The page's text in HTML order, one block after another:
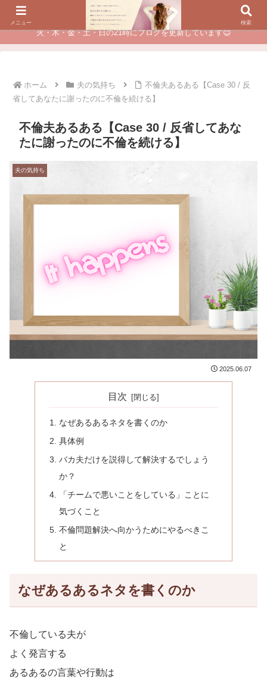
夫に不倫されたつらい経験が、あなたのチャンスに変わるカウンセリング
火・木・金・土・日の21時にブログを更新しています😊
ホーム 夫の気持ち
不倫夫あるある【Case 30 / 反
省してあなたに謝ったのに不倫を続ける】
不倫夫あるある【Case 30 / 反省してあな
たに謝ったのに不倫を続ける】
夫の気持ち
2025.06.07
目次
なぜあるあるネタを書くのか
具体例
バカ夫だけを説得して解決するでしょう
か？
「チームで悪いことをしている」ことに
気づくこと
不倫問題解決へ向かうためにやるべきこ
と
なぜあるあるネタを書くのか
不倫している夫が
よく発言する
あるあるの言葉や行動は
メニュー 検索